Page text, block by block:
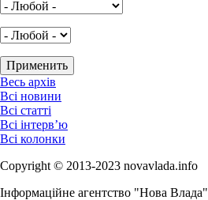
Весь архів
Всі новини
Всі статті
Всі інтерв’ю
Всі колонки
Copyright © 2013-2023 novavlada.info
Інформаційне агентство "Нова Влада"